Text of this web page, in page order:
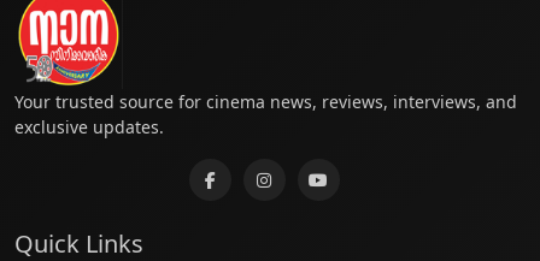
Your trusted source for cinema news, reviews, interviews, and
exclusive updates.
Quick Links